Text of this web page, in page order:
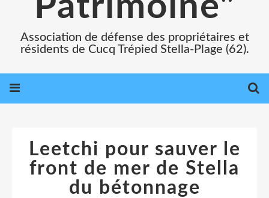
Patrimoine"
Association de défense des propriétaires et
résidents de Cucq Trépied Stella-Plage (62).
Leetchi pour sauver le
front de mer de Stella
du bétonnage